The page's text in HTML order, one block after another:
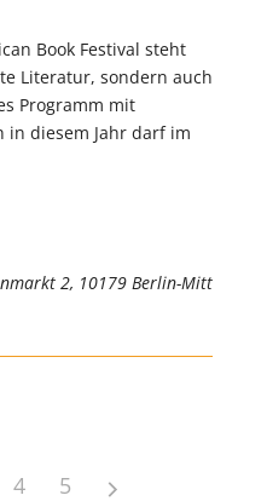
Book Festival steht
Literatur, sondern auch
Programm mit
in diesem Jahr darf im
2, 10179 Berlin-Mitt
4 5